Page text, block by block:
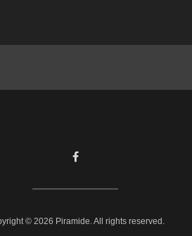
Facebook
© 2026 Piramide. All rights reserved.